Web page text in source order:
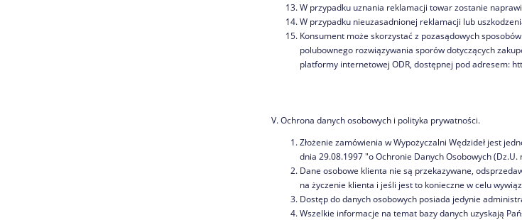
W przypadku uznania reklamacji towar zostanie
W przypadku nieuzasadnionej reklamacji lub
Konsument może skorzystać z pozasądowych
polubownego rozwiązywania sporów dotyczących
platformy internetowej ODR, dostępnej pod adresem:
V. Ochrona danych osobowych i polityka prywatności.
Złożenie zamówienia w Wypożyczalni Wędzideł jest
dnia 29.08.1997 "o Ochronie Danych Osobowych (Dz.U.
Dane osobowe klienta nie są przekazywane,
na życzenie klienta i jeśli jest to konieczne w celu
Dostęp do danych osobowych posiada jedynie
Wszelkie informacje na temat bazy danych uzyskają